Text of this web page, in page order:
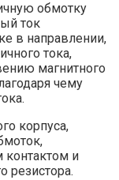
обмотку
ток
в направлении,
тока,
магнитного
чему
корпуса,
и
резистора.